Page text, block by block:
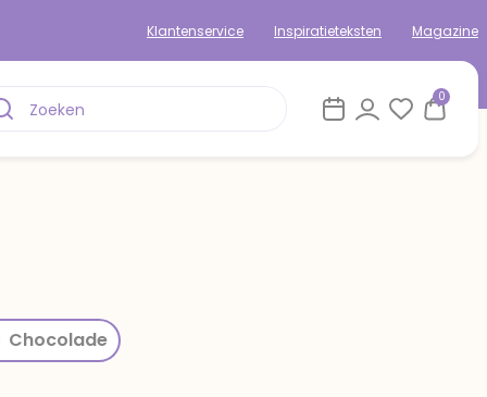
Klantenservice Inspiratieteksten Magazine
0
Chocolade